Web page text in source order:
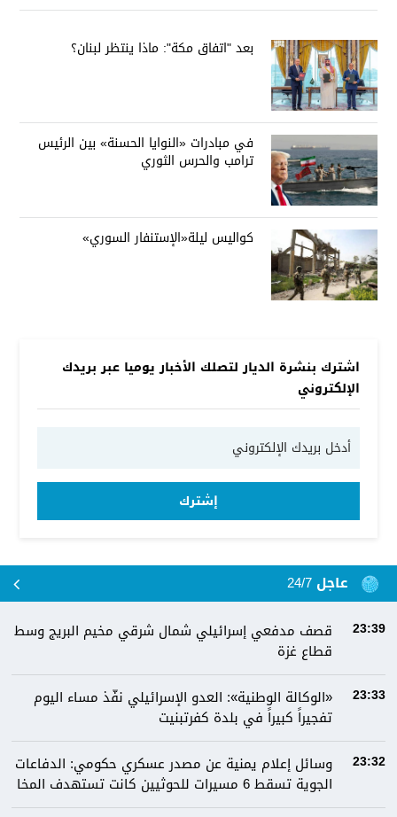
بعد "اتفاق مكة": ماذا ينتظر لبنان؟
في مبادرات «النوايا الحسنة» بين الرئيس
ترامب والحرس الثوري
كواليس ليلة«الإستنفار السوري»
اشترك بنشرة الديار لتصلك الأخبار يوميا عبر بريدك
الإلكتروني
إشترك
عاجل 24/7
23:39
قصف مدفعي إسرائيلي شمال شرقي مخيم البريج وسط
قطاع غزة
23:33
«الوكالة الوطنية»: العدو الإسرائيلي نفّذ مساء اليوم
تفجيراً كبيراً في بلدة كفرتبنيت
23:32
وسائل إعلام يمنية عن مصدر عسكري حكومي: الدفاعات
الجوية تسقط 6 مسيرات للحوثيين كانت تستهدف المخا